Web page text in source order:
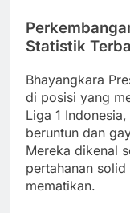
Statistik
Bhayangkara
di posisi yang
Liga 1
beruntun dan
Mereka dikenal
pertahanan
mematikan.